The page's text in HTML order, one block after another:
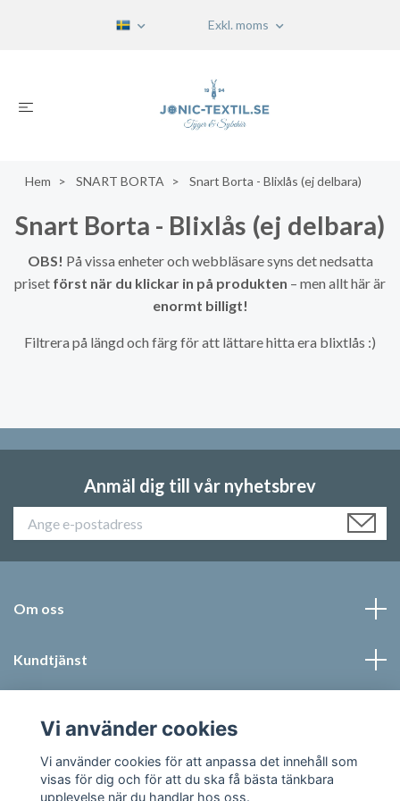
Exkl. moms
Hem SNART BORTA Snart Borta - Blixlås (ej delbara)
Snart Borta - Blixlås (ej delbara)
OBS! På vissa enheter och webbläsare syns det nedsatta
priset först när du klickar in på produkten – men allt här är
enormt billigt!
Filtrera på längd och färg för att lättare hitta era blixtlås :)
Anmäl dig till vår nyhetsbrev
Om oss
Kundtjänst
Sociala medier
Vi använder cookies
Vi använder cookies för att anpassa det innehåll som
visas för dig och för att du ska få bästa tänkbara
upplevelse när du handlar hos oss.